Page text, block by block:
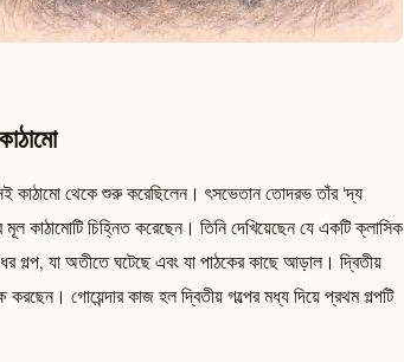
কাঠামো থেকে শুরু করেছিলেন। ৎসভেতান তোদরভ তাঁর ‘দ্য
কাঠামোটি চিহ্নিত করেছেন। তিনি দেখিয়েছেন যে একটি ক্লাসিক
গল্প, যা অতীতে ঘটেছে এবং যা পাঠকের কাছে আড়াল। দ্বিতীয়
করছেন। গোয়েন্দার কাজ হল দ্বিতীয় গল্পের মধ্য দিয়ে প্রথম গল্পটি